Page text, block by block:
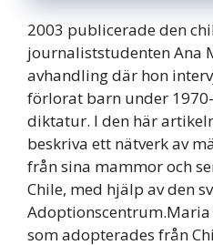
2003 publicerade den
journaliststudenten Ana
avhandling där hon
förlorat barn under
diktatur. I den här
beskriva ett nätverk av
från sina mammor och
Chile, med hjälp av den
Adoptionscentrum.Maria
som adopterades från